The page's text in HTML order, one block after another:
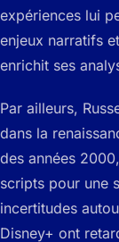
expériences lui
enjeux narratifs
enrichit ses
Par ailleurs,
dans la
des années
scripts pour une
incertitudes
Disney+ ont